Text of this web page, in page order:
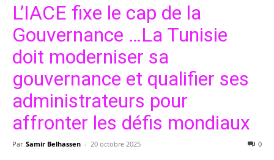
L’IACE fixe le cap de la
Gouvernance …La Tunisie
doit moderniser sa
gouvernance et qualifier ses
administrateurs pour
affronter les défis mondiaux
Par Samir Belhassen - 20 octobre 2025 0